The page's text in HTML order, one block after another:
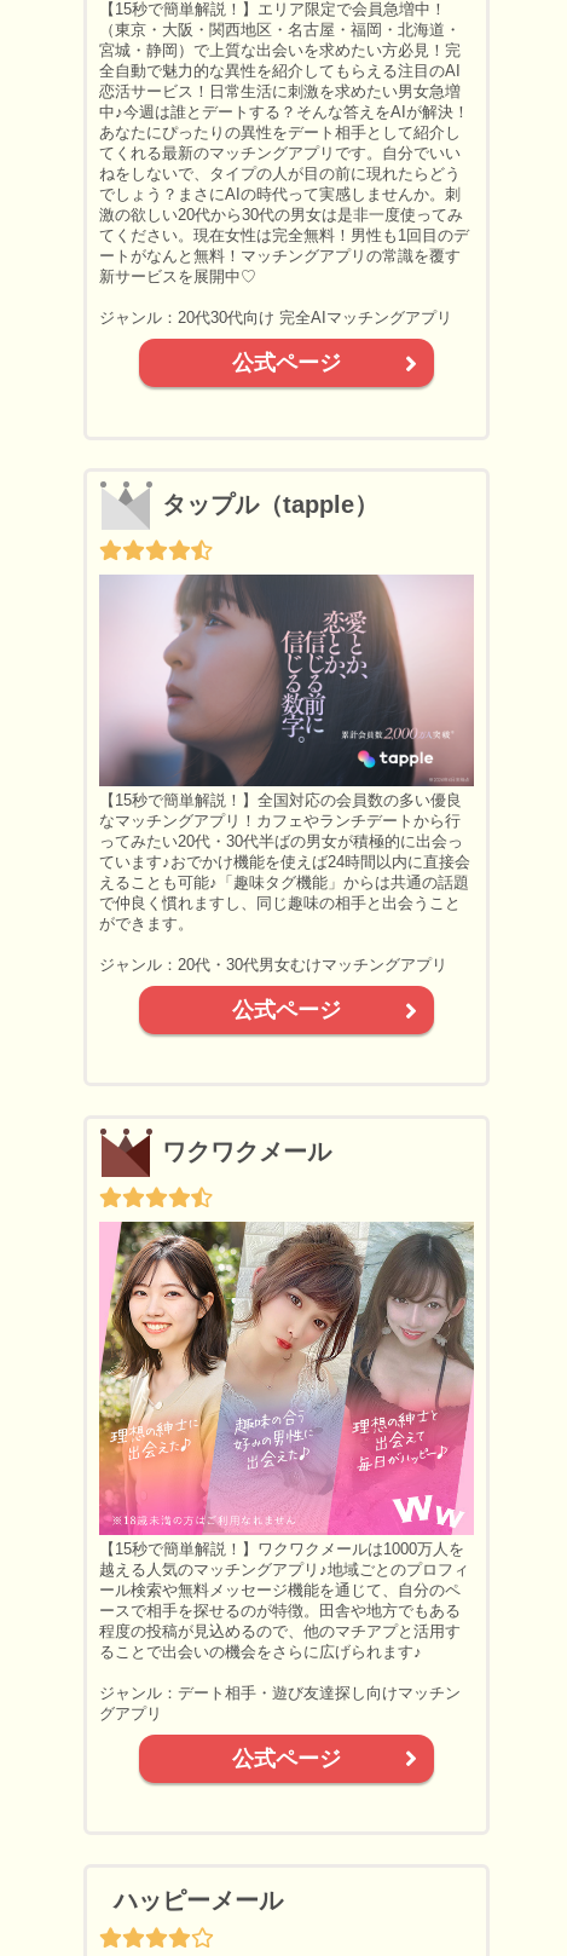
【15秒で簡単解説！】エリア限定で会員急増中！
（東京・大阪・関西地区・名古屋・福岡・北海道・
宮城・静岡）で上質な出会いを求めたい方必見！完
全自動で魅力的な異性を紹介してもらえる注目のAI
恋活サービス！日常生活に刺激を求めたい男女急増
中♪今週は誰とデートする？そんな答えをAIが解決！
あなたにぴったりの異性をデート相手として紹介し
てくれる最新のマッチングアプリです。自分でいい
ねをしないで、タイプの人が目の前に現れたらどう
でしょう？まさにAIの時代って実感しませんか。刺
激の欲しい20代から30代の男女は是非一度使ってみ
てください。現在女性は完全無料！男性も1回目のデ
ートがなんと無料！マッチングアプリの常識を覆す
新サービスを展開中♡
ジャンル：20代30代向け 完全AIマッチングアプリ
公式ページ
タップル（tapple）
【15秒で簡単解説！】全国対応の会員数の多い優良
なマッチングアプリ！カフェやランチデートから行
ってみたい20代・30代半ばの男女が積極的に出会っ
ています♪おでかけ機能を使えば24時間以内に直接会
えることも可能♪「趣味タグ機能」からは共通の話題
で仲良く慣れますし、同じ趣味の相手と出会うこと
ができます。
ジャンル：20代・30代男女むけマッチングアプリ
公式ページ
ワクワクメール
【15秒で簡単解説！】ワクワクメールは1000万人を
越える人気のマッチングアプリ♪地域ごとのプロフィ
ール検索や無料メッセージ機能を通じて、自分のペ
ースで相手を探せるのが特徴。田舎や地方でもある
程度の投稿が見込めるので、他のマチアプと活用す
ることで出会いの機会をさらに広げられます♪
ジャンル：デート相手・遊び友達探し向けマッチン
グアプリ
公式ページ
ハッピーメール